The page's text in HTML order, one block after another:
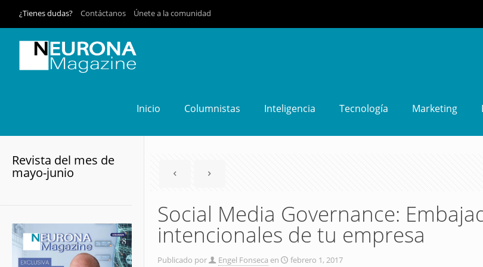
¿Tienes dudas? Contáctanos Únete a la comunidad
Inicio Columnistas Inteligencia Tecnología Marketing
Social Media Governance:
intencionales de tu empresa
Publicado por Engel Fonseca en febrero 1, 2017
Revista del mes de
mayo-junio